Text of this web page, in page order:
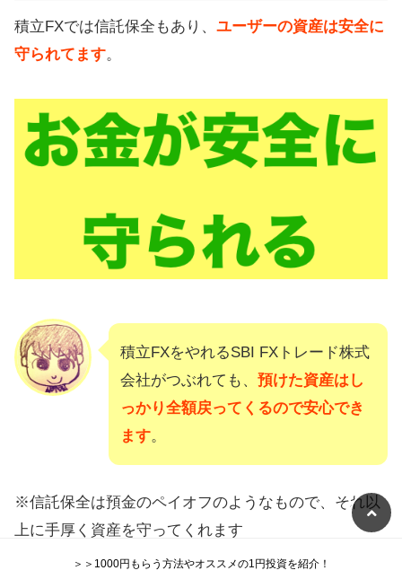
積立FXでは信託保全もあり、 ユーザーの資産は安全に
守られてます。
積立FXをやれるSBI FXトレード株式
会社がつぶれても、 預けた資産はし
っかり全額戻ってくるので安心でき
ます。
※信託保全は預金のペイオフのようなもので、それ以
上に手厚く資産を守ってくれます
＞＞1000円もらう方法やオススメの1円投資を紹介！